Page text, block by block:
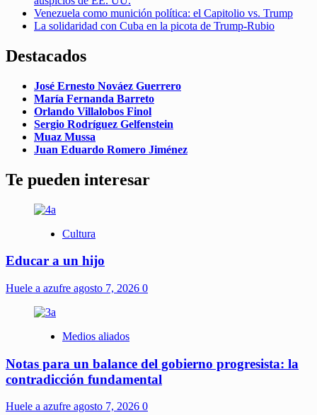
Venezuela como munición política: el Capitolio vs. Trump
La solidaridad con Cuba en la picota de Trump-Rubio
Destacados
José Ernesto Nováez Guerrero
María Fernanda Barreto
Orlando Villalobos Finol
Sergio Rodríguez Gelfenstein
Muaz Mussa
Juan Eduardo Romero Jiménez
Te pueden interesar
Cultura
Educar a un hijo
Huele a azufre agosto 7, 2026 0
Medios aliados
Notas para un balance del gobierno progresista: la
contradicción fundamental
Huele a azufre agosto 7, 2026 0